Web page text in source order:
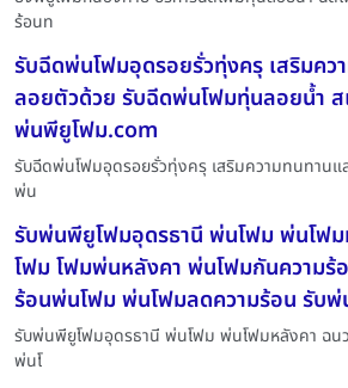
ร้อนท
รับฉีดพ่นโฟมอุดรอยรั่วทุ่งครุ เสริมคว
ลอยตัวด้วย รับฉีดพ่นโฟมทุ่นลอยน้ำ ส
พ่นพียูโฟม.com
รับฉีดพ่นโฟมอุดรอยรั่วทุ่งครุ เสริมความทนทานแ
พ่น
รับพ่นพียูโฟมอุดรธานี พ่นโฟม พ่นโฟ
โฟม โฟมพ่นหลังคา พ่นโฟมกันความร้
ร้อนพ่นโฟม พ่นโฟมลดความร้อน รับ
รับพ่นพียูโฟมอุดรธานี พ่นโฟม พ่นโฟมหลังคา ฉ
พ่นโ